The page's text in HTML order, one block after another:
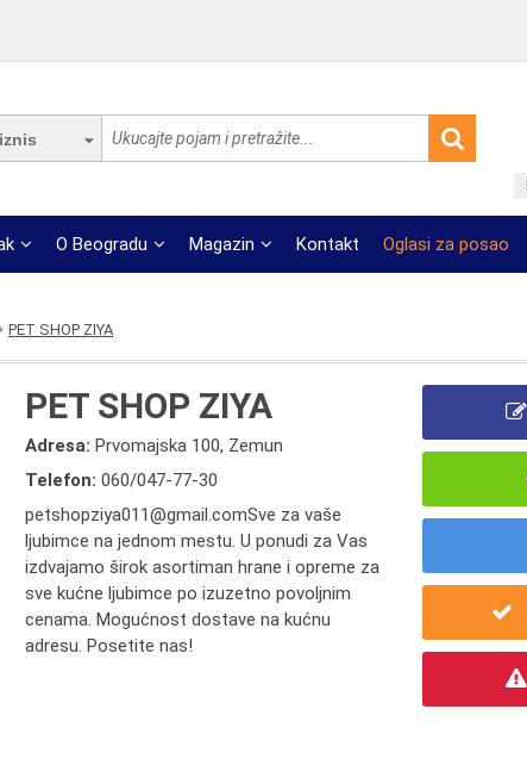
O Beogradu Magazin Kontakt Oglasi za posao
PET SHOP ZIYA
PET SHOP ZIYA
Adresa:Prvomajska 100, Zemun
Telefon:060/047-77-30
petshopziya011@gmail.comSve za vaše
ljubimce na jednom mestu. U ponudi za Vas
izdvajamo širok asortiman hrane i opreme za
sve kućne ljubimce po izuzetno povoljnim
cenama. Mogućnost dostave na kućnu
adresu. Posetite nas!